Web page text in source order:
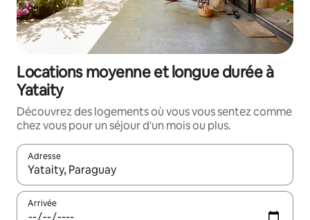
Locations moyenne et longue durée à
Yataity
Découvrez des logements où vous vous sentez comme
chez vous pour un séjour d'un mois ou plus.
Adresse
Lorsque les résultats s'affichent, utilisez les flèches vers le
Arrivée